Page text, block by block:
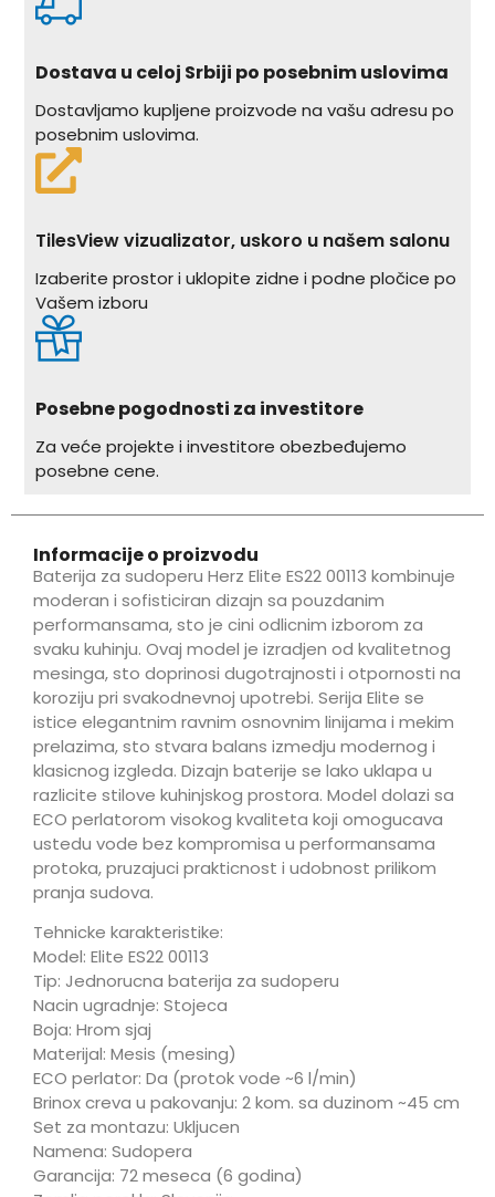
Dostava u celoj Srbiji po posebnim uslovima
Dostavljamo kupljene proizvode na vašu adresu po
posebnim uslovima.
TilesView vizualizator, uskoro u našem salonu
Izaberite prostor i uklopite zidne i podne pločice po
Vašem izboru
Posebne pogodnosti za investitore
Za veće projekte i investitore obezbeđujemo
posebne cene.
Informacije o proizvodu
Baterija za sudoperu Herz Elite ES22 00113 kombinuje
moderan i sofisticiran dizajn sa pouzdanim
performansama, sto je cini odlicnim izborom za
svaku kuhinju. Ovaj model je izradjen od kvalitetnog
mesinga, sto doprinosi dugotrajnosti i otpornosti na
koroziju pri svakodnevnoj upotrebi. Serija Elite se
istice elegantnim ravnim osnovnim linijama i mekim
prelazima, sto stvara balans izmedju modernog i
klasicnog izgleda. Dizajn baterije se lako uklapa u
razlicite stilove kuhinjskog prostora. Model dolazi sa
ECO perlatorom visokog kvaliteta koji omogucava
ustedu vode bez kompromisa u performansama
protoka, pruzajuci prakticnost i udobnost prilikom
pranja sudova.
Tehnicke karakteristike:
Model: Elite ES22 00113
Tip: Jednorucna baterija za sudoperu
Nacin ugradnje: Stojeca
Boja: Hrom sjaj
Materijal: Mesis (mesing)
ECO perlator: Da (protok vode ~6 l/min)
Brinox creva u pakovanju: 2 kom. sa duzinom ~45 cm
Set za montazu: Ukljucen
Namena: Sudopera
Garancija: 72 meseca (6 godina)